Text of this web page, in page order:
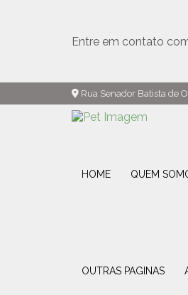
Entre em contato
Rua Senador Batista de
HOME QUEM
OUTRAS PAGINAS